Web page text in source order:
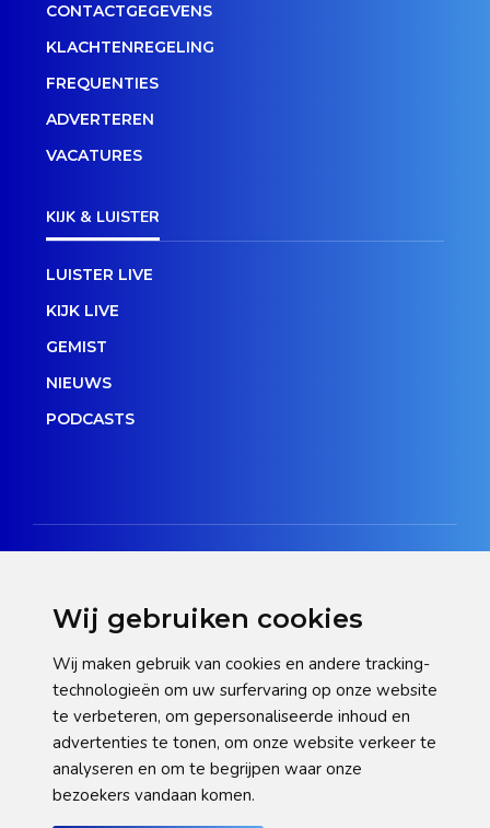
Wij gebruiken cookies
Wij maken gebruik van cookies en andere tracking-
technologieën om uw surfervaring op onze website
te verbeteren, om gepersonaliseerde inhoud en
advertenties te tonen, om onze website verkeer te
analyseren en om te begrijpen waar onze
bezoekers vandaan komen.
CONTACTGEGEVENS
KLACHTENREGELING
FREQUENTIES
ADVERTEREN
VACATURES
KIJK & LUISTER
LUISTER LIVE
KIJK LIVE
GEMIST
NIEUWS
PODCASTS
Privacy verklaring
Cookie statement
Pas hier uw cookie-instellingen aan